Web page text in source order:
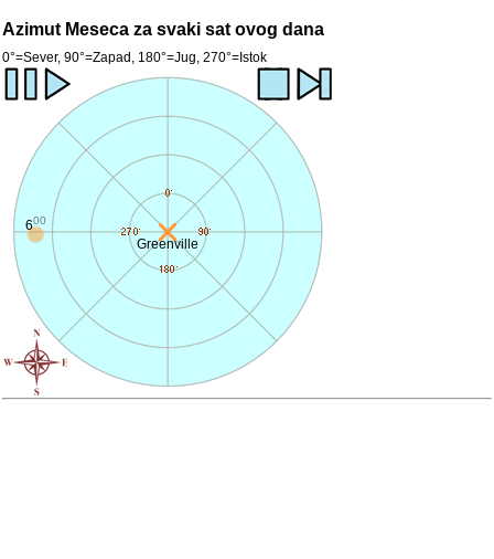
Azimut Meseca za svaki sat ovog dana
0°=Sever, 90°=Zapad, 180°=Jug, 270°=Istok
Greenville
600